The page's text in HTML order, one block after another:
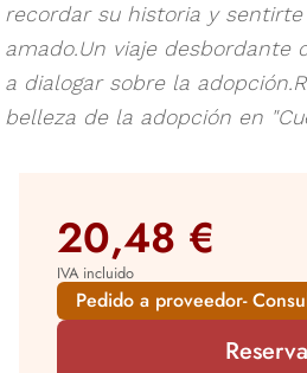
recordar su historia y
amado.Un viaje desbordante
a dialogar sobre la
belleza de la adopción en
20,48 €
IVA incluido
Pedido a proveedor-